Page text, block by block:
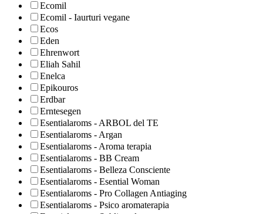
Ecomil
Ecomil - Iaurturi vegane
Ecos
Eden
Ehrenwort
Eliah Sahil
Enelca
Epikouros
Erdbar
Erntesegen
Esentialaroms - ARBOL del TE
Esentialaroms - Argan
Esentialaroms - Aroma terapia
Esentialaroms - BB Cream
Esentialaroms - Belleza Consciente
Esentialaroms - Esential Woman
Esentialaroms - Pro Collagen Antiaging
Esentialaroms - Psico aromaterapia